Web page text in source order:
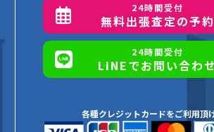
24時間受付
無料出張査定の予約
24時間受付
LINEでお問い合わせ
各種クレジットカードをご利用頂